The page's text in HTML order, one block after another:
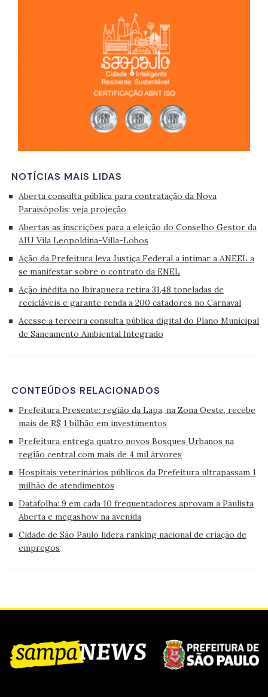
NOTÍCIAS MAIS LIDAS
Aberta consulta pública para contratação da Nova
Paraisópolis; veja projeção
Abertas as inscrições para a eleição do Conselho Gestor da
AIU Vila Leopoldina-Villa-Lobos
Ação da Prefeitura leva Justiça Federal a intimar a ANEEL a
se manifestar sobre o contrato da ENEL
Ação inédita no Ibirapuera retira 31,48 toneladas de
recicláveis e garante renda a 200 catadores no Carnaval
Acesse a terceira consulta pública digital do Plano Municipal
de Saneamento Ambiental Integrado
CONTEÚDOS RELACIONADOS
Prefeitura Presente: região da Lapa, na Zona Oeste, recebe
mais de R$ 1 bilhão em investimentos
Prefeitura entrega quatro novos Bosques Urbanos na
região central com mais de 4 mil árvores
Hospitais veterinários públicos da Prefeitura ultrapassam 1
milhão de atendimentos
Datafolha: 9 em cada 10 frequentadores aprovam a Paulista
Aberta e megashow na avenida
Cidade de São Paulo lidera ranking nacional de criação de
empregos